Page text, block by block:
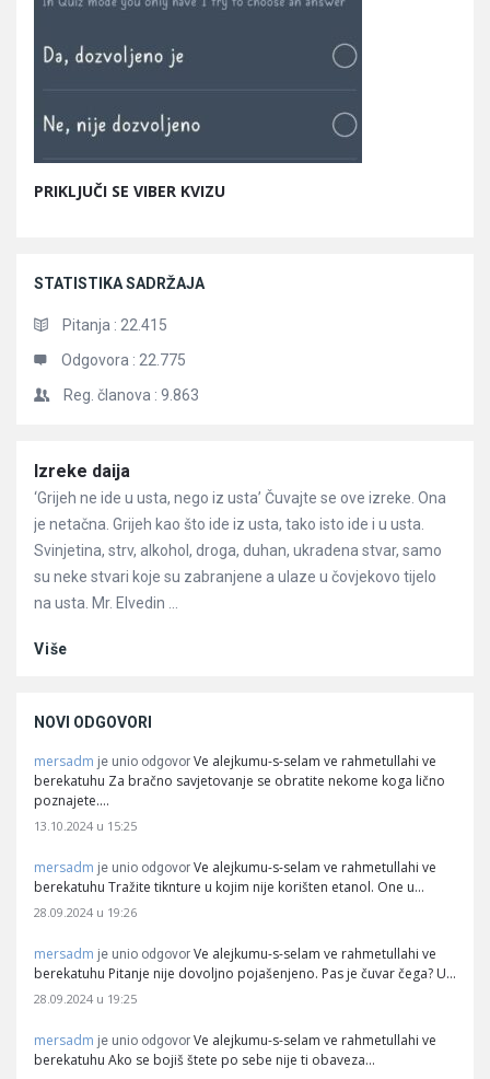
PRIKLJUČI SE VIBER KVIZU
STATISTIKA SADRŽAJA
Pitanja : 22.415
Odgovora : 22.775
Reg. članova : 9.863
Članci
Izreke daija
‘Grijeh ne ide u usta, nego iz usta’ Čuvajte se ove izreke. Ona
je netačna. Grijeh kao što ide iz usta, tako isto ide i u usta.
Svinjetina, strv, alkohol, droga, duhan, ukradena stvar, samo
su neke stvari koje su zabranjene a ulaze u čovjekovo tijelo
na usta. Mr. Elvedin ...
Više
NOVI ODGOVORI
mersadm je unio odgovor Ve alejkumu-s-selam ve rahmetullahi ve
berekatuhu Za bračno savjetovanje se obratite nekome koga lično
poznajete.…
13.10.2024 u 15:25
mersadm je unio odgovor Ve alejkumu-s-selam ve rahmetullahi ve
berekatuhu Tražite tiknture u kojim nije korišten etanol. One u…
28.09.2024 u 19:26
mersadm je unio odgovor Ve alejkumu-s-selam ve rahmetullahi ve
berekatuhu Pitanje nije dovoljno pojašenjeno. Pas je čuvar čega? U…
28.09.2024 u 19:25
mersadm je unio odgovor Ve alejkumu-s-selam ve rahmetullahi ve
berekatuhu Ako se bojiš štete po sebe nije ti obaveza…